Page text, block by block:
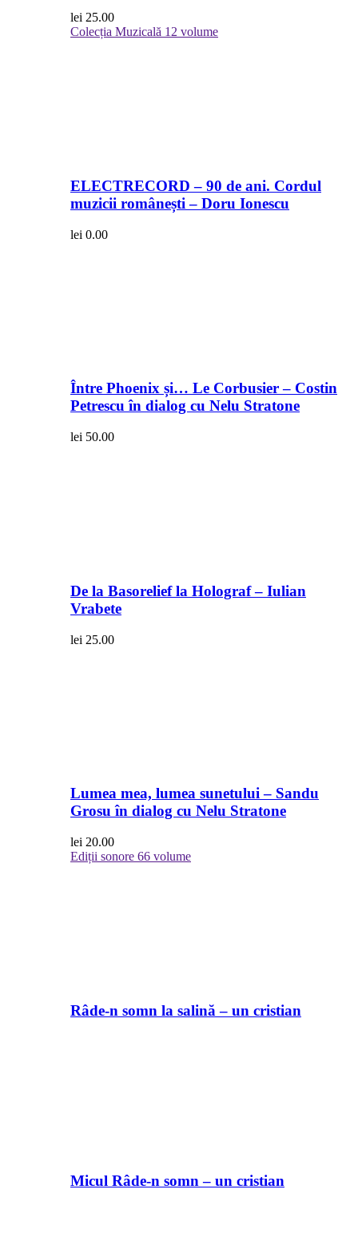
lei 25.00
Colecția Muzicală 12 volume
ELECTRECORD – 90 de ani. Cordul
muzicii românești – Doru Ionescu
lei 0.00
Între Phoenix și… Le Corbusier – Costin
Petrescu în dialog cu Nelu Stratone
lei 50.00
De la Basorelief la Holograf – Iulian
Vrabete
lei 25.00
Lumea mea, lumea sunetului – Sandu
Grosu în dialog cu Nelu Stratone
lei 20.00
Ediții sonore 66 volume
Râde-n somn la salină – un cristian
Micul Râde-n somn – un cristian